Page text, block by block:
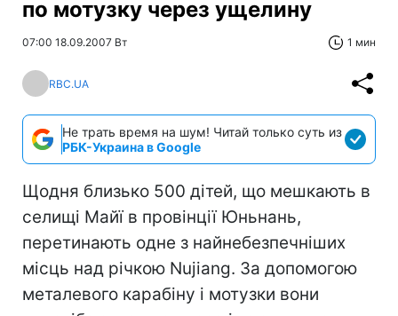
по мотузку через ущелину
07:00 18.09.2007 Вт 1 мин
RBC.UA
Не трать время на шум! Читай только суть из
РБК-Украина в Google
Щодня близько 500 дітей, що мешкають в
селищі Майї в провінції Юньнань,
перетинають одне з найнебезпечніших
місць над річкою Nujiang. За допомогою
металевого карабіну і мотузки вони